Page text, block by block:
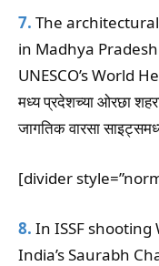
7. The
in Madhya
UNESCO’s World
मध्य प्रदेशच्या ओरछा
जागतिक वारसा
[divider
8. In ISSF
India’s Saurabh